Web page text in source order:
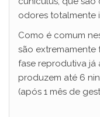
odores totalmente
Como é comum
são extremamente
fase reprodutiva já
produzem até 6
(após 1 mês de